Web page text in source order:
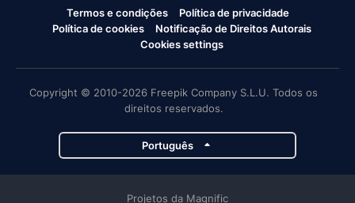
Termos e condições
Política de privacidade
Política de cookies
Notificação de Direitos Autorais
Cookies settings
Copyright © 2010-2026 Freepik Company S.L.U. Todos os
direitos reservados.
Português
Projetos da Magnific